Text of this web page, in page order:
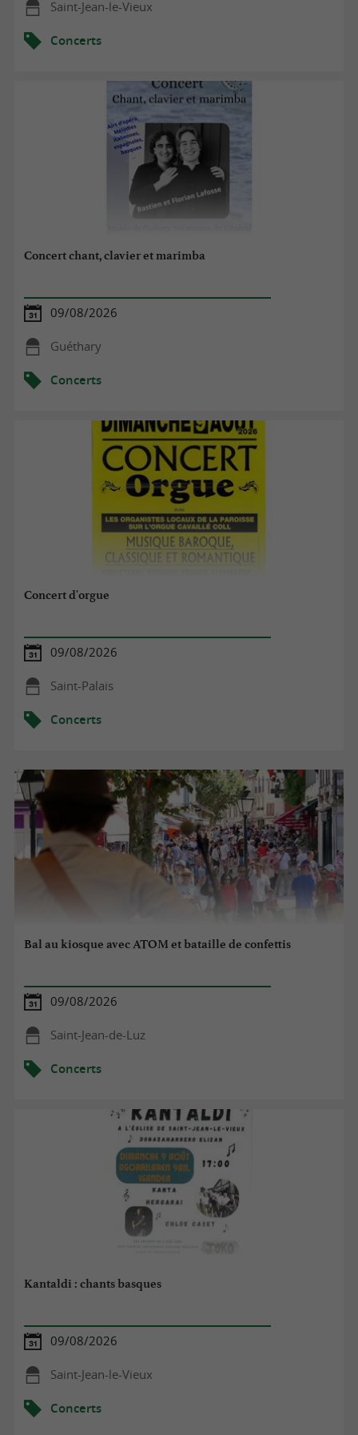
Saint-Jean-le-Vieux
Concerts
Concert chant, clavier et marimba
09/08/2026
Guéthary
Concerts
Concert d'orgue
09/08/2026
Saint-Palais
Concerts
Bal au kiosque avec ATOM et bataille de confettis
09/08/2026
Saint-Jean-de-Luz
Concerts
Kantaldi : chants basques
09/08/2026
Saint-Jean-le-Vieux
Concerts